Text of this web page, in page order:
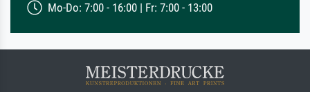
Mo-Do: 7:00 - 16:00 | Fr: 7:00 - 13:00